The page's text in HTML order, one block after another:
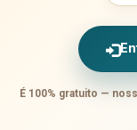
É 100% gratuito —